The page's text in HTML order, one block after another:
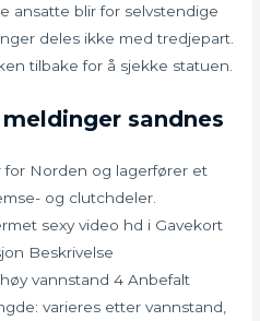
ansatte blir for selvstendige
deles ikke med tredjepart.
tilbake for å sjekke statuen.
sandnes
Norden og lagerfører et
og clutchdeler.
sexy video hd i Gavekort
Beskrivelse
vannstand 4 Anbefalt
varieres etter vannstand,